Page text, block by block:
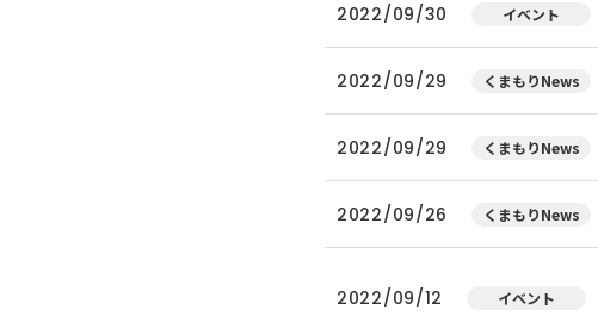
2022/09/30 イベント
2022/09/29 くまもりNews
2022/09/29 くまもりNews
2022/09/26 くまもりNews
2022/09/12 イベント